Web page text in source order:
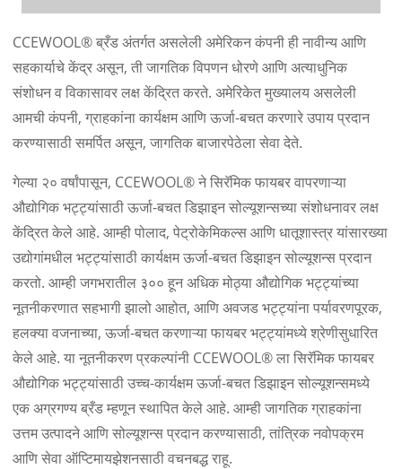
CCEWOOL® ब्रँड अंतर्गत असलेली अमेरिकन कंपनी ही नावीन्य आणि
सहकार्याचे केंद्र असून, ती जागतिक विपणन धोरणे आणि अत्याधुनिक
संशोधन व विकासावर लक्ष केंद्रित करते. अमेरिकेत मुख्यालय असलेली
आमची कंपनी, ग्राहकांना कार्यक्षम आणि ऊर्जा-बचत करणारे उपाय प्रदान
करण्यासाठी समर्पित असून, जागतिक बाजारपेठेला सेवा देते.
गेल्या २० वर्षांपासून, CCEWOOL® ने सिरॅमिक फायबर वापरणाऱ्या
औद्योगिक भट्ट्यांसाठी ऊर्जा-बचत डिझाइन सोल्यूशन्सच्या संशोधनावर लक्ष
केंद्रित केले आहे. आम्ही पोलाद, पेट्रोकेमिकल्स आणि धातूशास्त्र यांसारख्या
उद्योगांमधील भट्ट्यांसाठी कार्यक्षम ऊर्जा-बचत डिझाइन सोल्यूशन्स प्रदान
करतो. आम्ही जगभरातील ३०० हून अधिक मोठ्या औद्योगिक भट्ट्यांच्या
नूतनीकरणात सहभागी झालो आहोत, आणि अवजड भट्ट्यांना पर्यावरणपूरक,
हलक्या वजनाच्या, ऊर्जा-बचत करणाऱ्या फायबर भट्ट्यांमध्ये श्रेणीसुधारित
केले आहे. या नूतनीकरण प्रकल्पांनी CCEWOOL® ला सिरॅमिक फायबर
औद्योगिक भट्ट्यांसाठी उच्च-कार्यक्षम ऊर्जा-बचत डिझाइन सोल्यूशन्समध्ये
एक अग्रगण्य ब्रँड म्हणून स्थापित केले आहे. आम्ही जागतिक ग्राहकांना
उत्तम उत्पादने आणि सोल्यूशन्स प्रदान करण्यासाठी, तांत्रिक नवोपक्रम
आणि सेवा ऑप्टिमायझेशनसाठी वचनबद्ध राहू.